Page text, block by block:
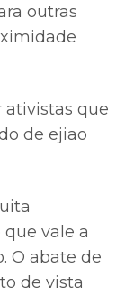
outras
ativistas que
de ejiao
vale a
O abate de
de vista